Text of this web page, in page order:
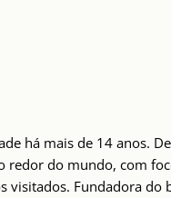
há mais de 14 anos.
redor do mundo, com
visitados. Fundadora